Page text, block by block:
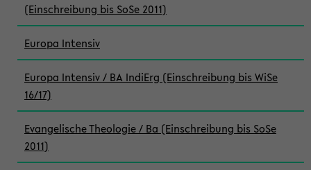
(Einschreibung bis SoSe 2011)
Europa Intensiv
Europa Intensiv / BA IndiErg (Einschreibung bis WiSe
16/17)
Evangelische Theologie / Ba (Einschreibung bis SoSe
2011)